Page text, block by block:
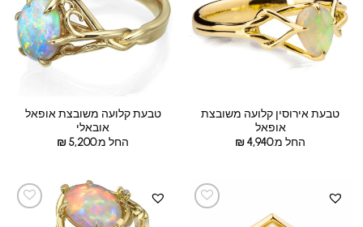
טבעת אירוסין קלועה משובצת
אופאל
החל מ:
₪4,940
טבעת קלועה משובצת אופאל
אובאלי
החל מ:
₪5,200